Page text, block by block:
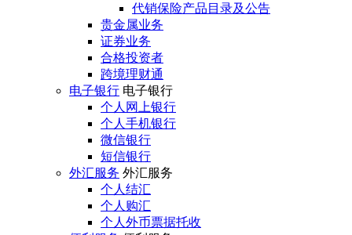
代销保险产品目录及公告
贵金属业务
证券业务
合格投资者
跨境理财通
电子银行 电子银行
个人网上银行
个人手机银行
微信银行
短信银行
外汇服务 外汇服务
个人结汇
个人购汇
个人外币票据托收